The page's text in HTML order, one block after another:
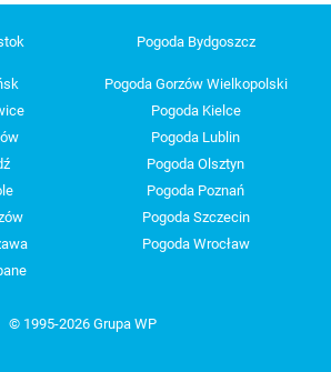
Pogoda Bydgoszcz
Pogoda Gorzów Wielkopolski
Pogoda Kielce
Pogoda Lublin
Pogoda Olsztyn
Pogoda Poznań
Pogoda Szczecin
Pogoda Wrocław
© 1995-2026 Grupa WP